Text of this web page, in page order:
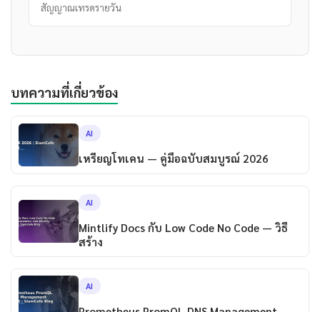
สัญญาณเทรดรายวัน
บทความที่เกี่ยวข้อง
AI
เหรียญโทเคน — คู่มือฉบับสมบูรณ์ 2026
AI
Mintlify Docs กับ Low Code No Code — วิธี
สร้าง
AI